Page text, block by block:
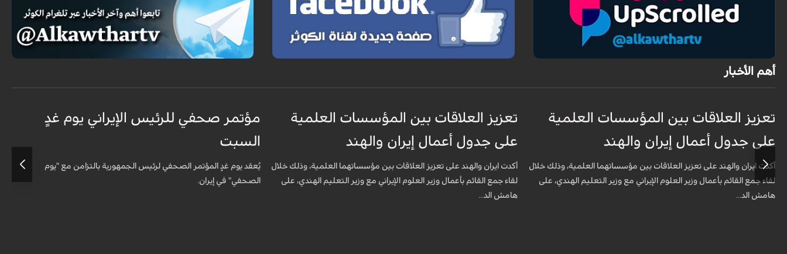
أهم الأخبار
تعزيز العلاقات بين المؤسسات العلمية
على جدول أعمال إيران والهند
أكدت ايران والهند على تعزيز العلاقات بين مؤسساتهما العلمية، وذلك خلال
لقاء جمع القائم بأعمال وزير العلوم الإيراني مع وزير التعليم الهندي، على
هامش الد...
تعزيز العلاقات بين المؤسسات العلمية
على جدول أعمال إيران والهند
أكدت ايران والهند على تعزيز العلاقات بين مؤسساتهما العلمية، وذلك خلال
لقاء جمع القائم بأعمال وزير العلوم الإيراني مع وزير التعليم الهندي، على
هامش الد...
مؤتمر صحفي للرئيس الإيراني يوم غدٍ
السبت
يُعقد يوم غدٍ المؤتمر الصحفي لرئيس الجمهورية بالتزامن مع "يوم
الصحفي" في إيران.